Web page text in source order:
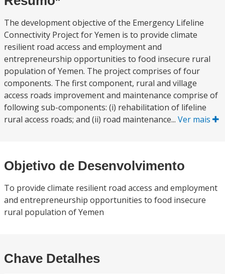
The development objective of the Emergency Lifeline
Connectivity Project for Yemen is to provide climate
resilient road access and employment and
entrepreneurship opportunities to food insecure rural
population of Yemen. The project comprises of four
components. The first component, rural and village
access roads improvement and maintenance comprise of
following sub-components: (i) rehabilitation of lifeline
rural access roads; and (ii) road maintenance... Ver mais
Objetivo de Desenvolvimento
To provide climate resilient road access and employment
and entrepreneurship opportunities to food insecure
rural population of Yemen
Chave Detalhes